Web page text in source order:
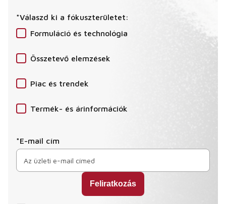
*Válaszd ki a fókuszterületet:
Formuláció és technológia
Összetevő elemzések
Piac és trendek
Termék- és árinformációk
*E-mail cím